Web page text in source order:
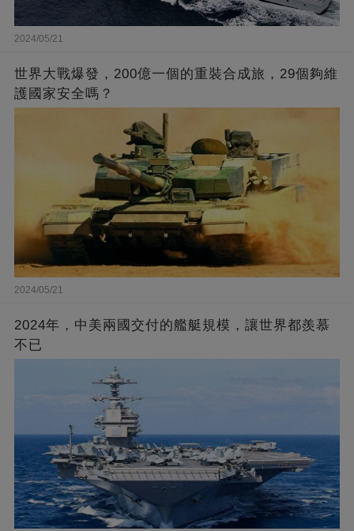
2024/05/21
世界大戰爆發，200億一個的重裝合成旅，29個夠維
護國家安全嗎？
2024/05/21
2024年，中美兩國交付的艦艇規模，讓世界都羨慕
不已